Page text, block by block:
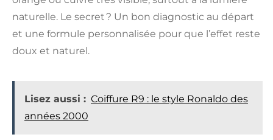
naturelle. Le secret ? Un bon diagnostic au départ
et une formule personnalisée pour que l’effet reste
doux et naturel.
Lisez aussi : Coiffure R9 : le style Ronaldo des
années 2000